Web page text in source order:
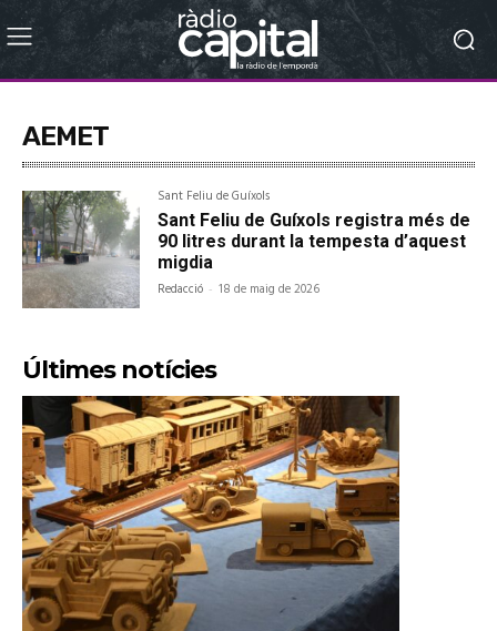
AEMET
Sant Feliu de Guíxols
Sant Feliu de Guíxols registra més de
90 litres durant la tempesta d’aquest
migdia
Redacció - 18 de maig de 2026
Últimes notícies